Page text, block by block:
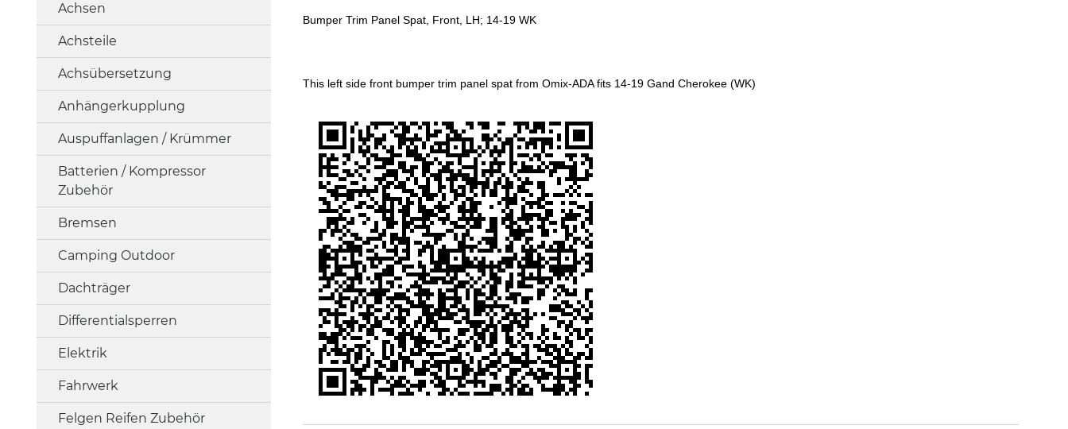
Achsen
Achsteile
Achsübersetzung
Anhängerkupplung
Auspuffanlagen / Krümmer
Batterien / Kompressor
Zubehör
Bremsen
Camping Outdoor
Dachträger
Differentialsperren
Elektrik
Fahrwerk
Felgen Reifen Zubehör
Bumper Trim Panel Spat, Front, LH; 14-19 WK
This left side front bumper trim panel spat from Omix-ADA fits 14-19 Gand Cherokee (WK)